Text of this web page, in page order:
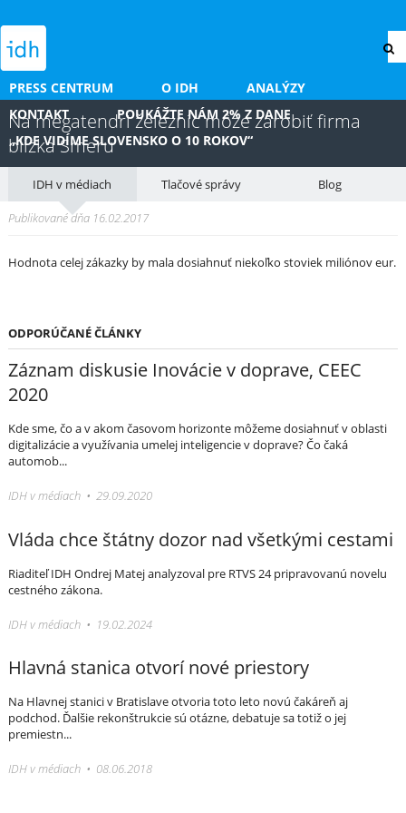
PRESS CENTRUM O IDH
ANALÝZY
KONTAKT
POUKÁŽTE NÁM 2% Z DANE
„KDE VIDÍME SLOVENSKO O 10 ROKOV“
Na megatendri železníc môže zarobiť firma
blízka Smeru
IDH v médiach Tlačové správy Blog
Publikované dňa 16.02.2017
Hodnota celej zákazky by mala dosiahnuť niekoľko stoviek miliónov eur.
ODPORÚČANÉ ČLÁNKY
Záznam diskusie Inovácie v doprave, CEEC
2020
Kde sme, čo a v akom časovom horizonte môžeme dosiahnuť v oblasti
digitalizácie a využívania umelej inteligencie v doprave? Čo čaká
automob...
IDH v médiach • 29.09.2020
Vláda chce štátny dozor nad všetkými cestami
Riaditeľ IDH Ondrej Matej analyzoval pre RTVS 24 pripravovanú novelu
cestného zákona.
IDH v médiach • 19.02.2024
Hlavná stanica otvorí nové priestory
Na Hlavnej stanici v Bratislave otvoria toto leto novú čakáreň aj
podchod. Ďalšie rekonštrukcie sú otázne, debatuje sa totiž o jej
premiestn...
IDH v médiach • 08.06.2018